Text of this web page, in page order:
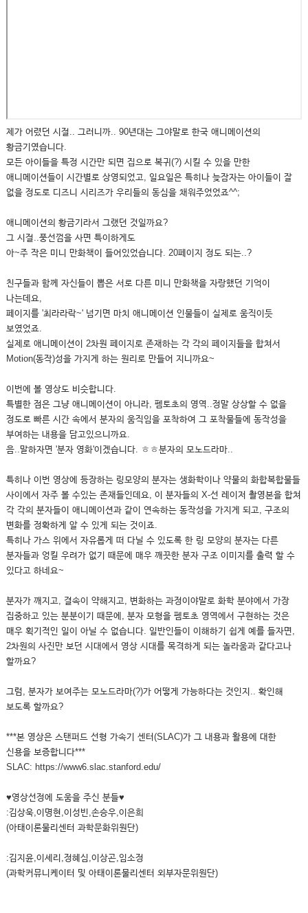
제가 어렸던 시절.. 그러니까.. 90년대는 그야말로 한국 애니메이션의
황금기였습니다.
모든 아이들을 특정 시간만 되면 집으로 복귀(?) 시킬 수 있을 만한
애니메이션들이 시간별로 상영되었고, 일요일은 특히나 늦잠자는 아이들이 잘
없을 정도로 디즈니 시리즈가 우리들의 동심을 채워주었었죠^^;
애니메이션의 황금기라서 그랬던 것일까요?
그 시절..풍선껌을 사면 특이하게도
아~주 작은 미니 만화책이 들어있었습니다. 20페이지 정도 되는..?
친구들과 함께 자신들이 뽑은 서로 다른 미니 만화책을 자랑했던 기억이
나는데요,
페이지를 '최라라락~' 넘기면 마치 애니메이션 인물들이 실제로 움직이듯
보였었죠.
실제로 애니메이션이 2차원 페이지로 존재하는 각 각의 페이지들을 합쳐서
Motion(동작)성을 가지게 하는 원리로 만들어 지니까요~
이번에 볼 영상도 비슷합니다.
특별한 점은 그냥 애니메이션이 아니라, 펨토초의 영역..정말 상상할 수 없을
정도로 빠른 시간 속에서 분자의 움직임을 포착하여 그 포착물들에 동작성을
부여하는 내용을 담고있으니까요.
음..말하자면 '분자 영화'이겠습니다. ㅎㅎ분자의 모노드라마..
특히나 이번 영상에 등장하는 링모양의 분자는 생화학이나 약물의 화합복합물들
사이에서 자주 볼 수있는 존재들인데요, 이 분자들의 X-선 레이저 촬영본을 합쳐
각 각의 분자들이 애니메이션과 같이 연속하는 동작성을 가지게 되고, 구조의
변화를 정확하게 알 수 있게 되는 것이죠.
특히나 가스 위에서 자유롭게 떠 다닐 수 있도록 한 링 모양의 분자는 다른
분자들과 엉킬 우려가 없기 때문에 매우 깨끗한 분자 구조 이미지를 출력 할 수
있다고 하네요~
분자가 깨지고, 결속이 약해지고, 변화하는 과정이야말로 화학 분야에서 가장
집중하고 있는 분분이기 때문에, 분자 모형을 펨토초 영역에서 구현하는 것은
매우 획기적인 일이 아닐 수 없습니다. 일반인들이 이해하기 쉽게 예를 들자면,
2차원의 사진만 보던 시대에서 영상 시대를 목격하게 되는 놀라움과 같다고나
할까요?
그럼, 분자가 보여주는 모노드라마(?)가 어떻게 가능하다는 것인지.. 확인해
보도록 할까요?
***본 영상은 스탠퍼드 선형 가속기 센터(SLAC)가 그 내용과 활용에 대한
신용을 보증합니다***
SLAC: https://www6.slac.stanford.edu/
♥영상선정에 도움을 주신 분들♥
:김상욱,이명현,이성빈,손승우,이은희
(아태이론물리센터 과학문화위원단)
:김지윤,이세리,정혜심,이상곤,임소정
(과학커뮤니케이터 및 아태이론물리센터 외부자문위원단)